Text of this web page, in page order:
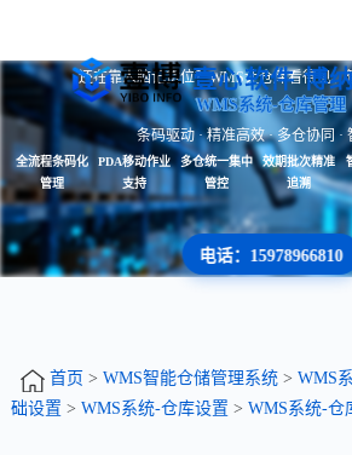
壹心软件 博
还在靠人脑记货位？WMS让仓库看得见、
WMS系统-仓库管理
条码驱动 · 精准高效 · 多仓协同 ·
全流程条码化
管理
PDA移动作业
支持
多仓统一集中
管控
效期批次精准
追溯
电话：15978966810
首页 > WMS智能仓储管理系统> WMS
础设置 > WMS系统-仓库设置 > WMS系统-仓